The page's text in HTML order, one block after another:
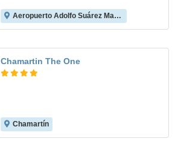
Aeropuerto Adolfo Suárez Madrid-Barajas
Chamartin The One
Chamartín